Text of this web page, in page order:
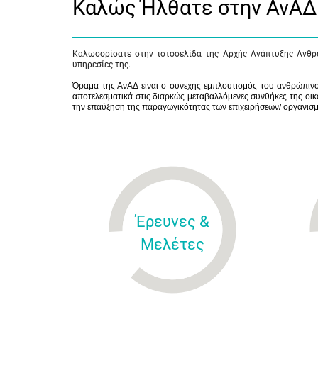
Καλώς Ήλθατε στην ΑνΑΔ
Καλωσορίσατε στην ιστοσελίδα της Αρχής Ανάπτυξης
υπηρεσίες της.
Όραμα της ΑνΑΔ είναι ο συνεχής εμπλουτισμός του
αποτελεσματικά στις διαρκώς μεταβαλλόμενες συνθήκες της
την επαύξηση της παραγωγικότητας των επιχειρήσεων/
Έρευνες &
Μελέτες